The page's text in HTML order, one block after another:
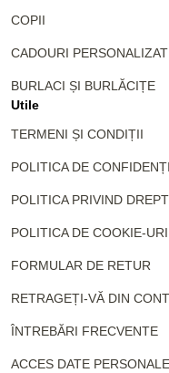
COPII
CADOURI
BURLACI ȘI BURLĂCIȚE
Utile
TERMENI ȘI CONDIȚII
POLITICA DE
POLITICA PRIVIND
POLITICA DE COOKIE-URI
FORMULAR DE RETUR
RETRAGEȚI-VĂ DIN
ÎNTREBĂRI FRECVENTE
ACCES DATE PERSONALE